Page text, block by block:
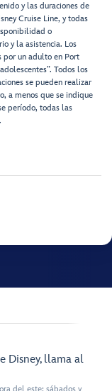
y las duraciones de
Cruise Line, y todas
o
y la asistencia. Los
por un adulto en Port
Todos los
se pueden realizar
a menos que se indique
período, todas las
Disney, llama al